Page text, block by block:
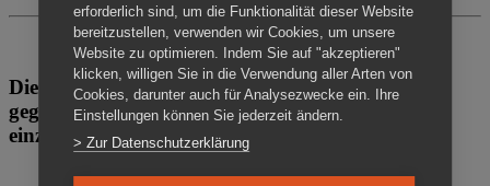
Die Gedenkstätte Zuchthaus Cottbus ist ein Ort
gegen das Vergessen. Anschaulich, nah und
einzigartig.
erforderlich sind, um die Funktionalität dieser Website
bereitzustellen, verwenden wir Cookies, um unsere
Website zu optimieren. Indem Sie auf "akzeptieren"
klicken, willigen Sie in die Verwendung aller Arten von
Cookies, darunter auch für Analysezwecke ein. Ihre
Einstellungen können Sie jederzeit ändern.
> Zur Datenschutzerklärung